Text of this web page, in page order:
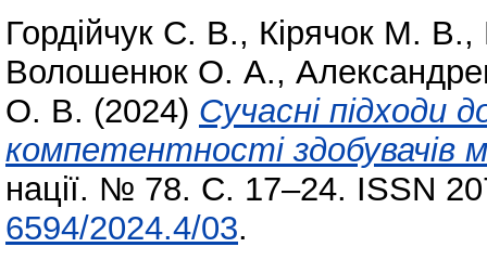
Гордійчук С. В., Кірячок М. В.,
Волошенюк О. А.,
О. В. (2024) Сучасні підходи
компетентності здобувачів
нації. № 78. С. 17–24. ISSN
6594/2024.4/03.